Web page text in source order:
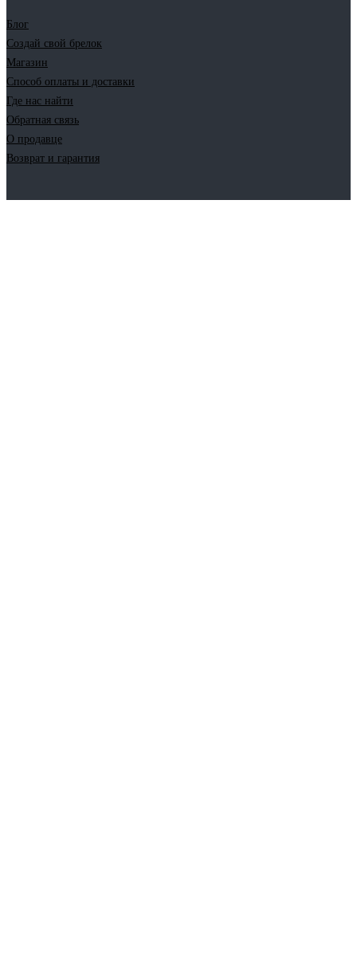
Блог
Создай свой брелок
Магазин
Способ оплаты и доставки
Где нас найти
Обратная связь
О продавце
Возврат и гарантия